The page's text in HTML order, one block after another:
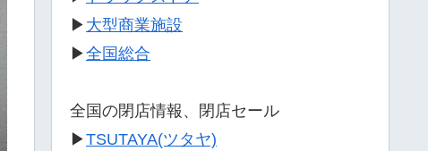
▶ 大型商業施設
▶全国総合
全国の閉店情報、閉店セール
▶TSUTAYA(ツタヤ)